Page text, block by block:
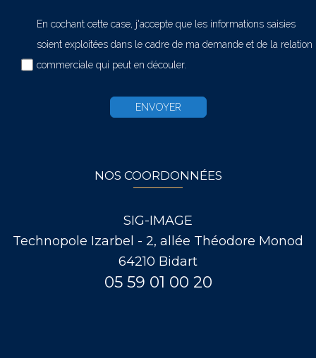
En cochant cette case, j'accepte que les informations saisies
soient exploitées dans le cadre de ma demande et de la relation
commerciale qui peut en découler.
NOS COORDONNÉES
SIG-IMAGE
Technopole Izarbel - 2, allée Théodore Monod
64210 Bidart
05 59 01 00 20